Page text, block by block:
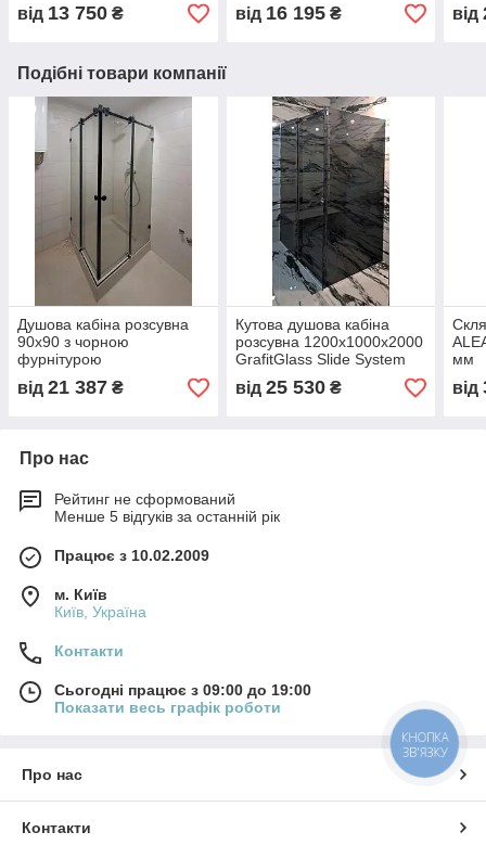
від 13 750 ₴ від 16 195₴ від
Подібні товари компанії
Душова кабіна розсувна
90х90 з чорною
фурнітурою
від 21 387 ₴
Кутова душова кабіна
розсувна 1200х1000х2000
GrafitGlass Slide System
від 25 530₴
мм
від
Про нас
Рейтинг не сформований
Менше 5 відгуків за останній рік
Працює з 10.02.2009
м. Київ
Київ, Україна
Контакти
Сьогодні працює з 09:00 до 19:00
Показати весь графік роботи
Про нас
Контакти
КНОПКА
ЗВ'ЯЗКУ